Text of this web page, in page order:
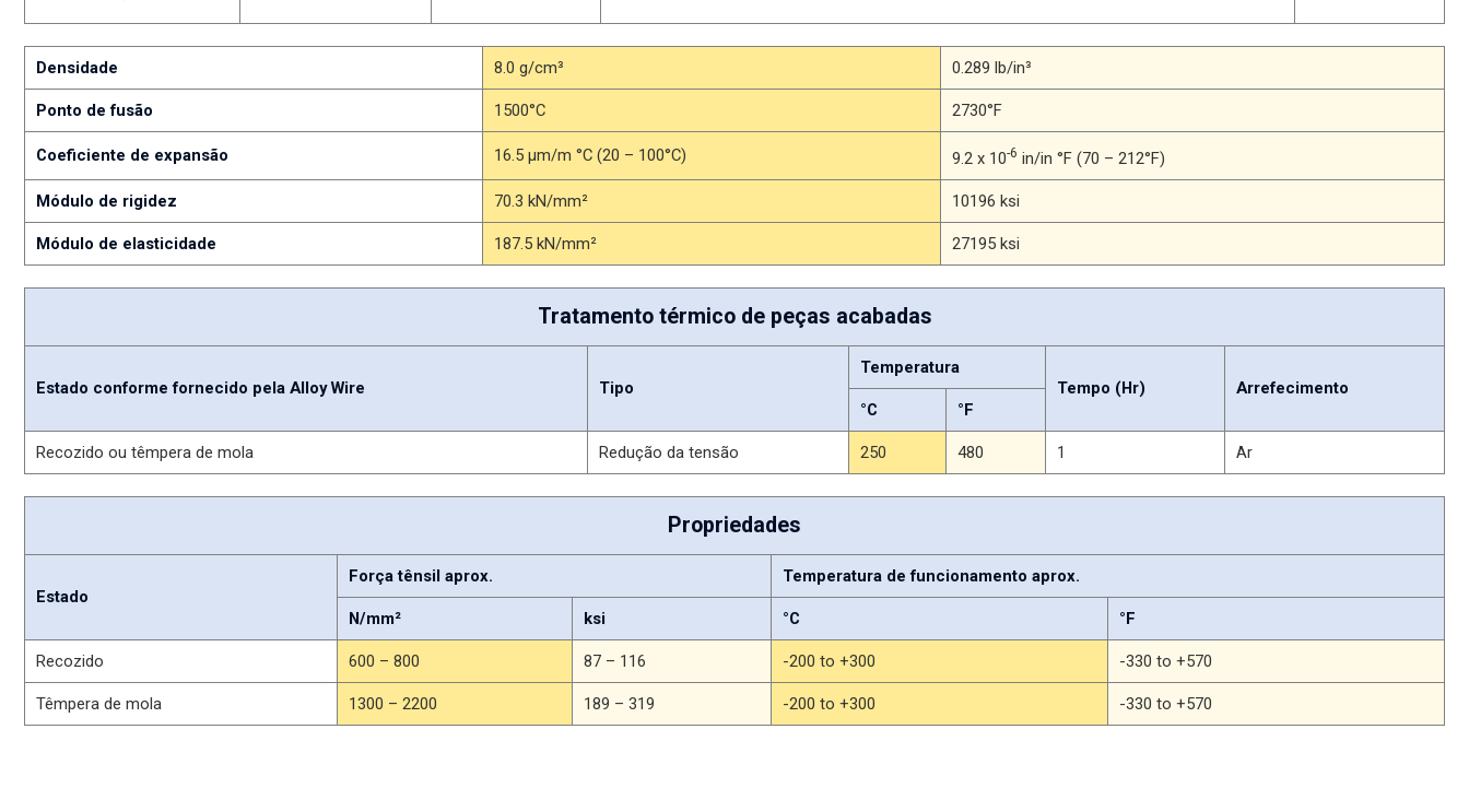
Densidade 8.0 g/cm³ 0.289 lb/in³
Ponto de fusão 1500°C 2730°F
Coeficiente de expansão 16.5 μm/m °C (20 – 100°C) 9.2 x 10-6 in/in °F (70 – 212°F)
Módulo de rigidez 70.3 kN/mm² 10196 ksi
Módulo de elasticidade 187.5 kN/mm² 27195 ksi
Tratamento térmico de peças acabadas
Estado conforme fornecido pela Alloy Wire Tipo
Temperatura
Tempo (Hr)
Arrefecimento
°C
°F
Recozido ou têmpera de mola Redução da tensão 250 480 1 Ar
Propriedades
Estado
Força tênsil aprox. Temperatura de funcionamento aprox.
N/mm² ksi °C °F
Recozido 600 – 800 87 – 116 -200 to +300 -330 to +570
Têmpera de mola 1300 – 2200 189 – 319 -200 to +300 -330 to +570